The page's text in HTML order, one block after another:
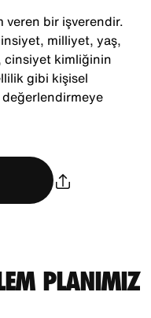
veren bir işverendir.
milliyet, yaş,
kimliğinin
gibi kişisel
değerlendirmeye
PLANIMIZ